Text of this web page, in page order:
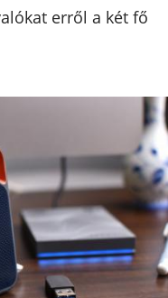
erről a két fő